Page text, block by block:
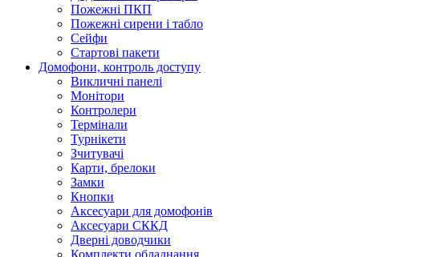
Пожежні ПКП
Пожежні сирени і табло
Сейфи
Стартові пакети
Домофони, контроль доступу
Викличні панелі
Монітори
Контролери
Термінали
Турнікети
Зчитувачі
Карти, брелоки
Замки
Кнопки
Аксесуари для домофонів
Аксесуари СККД
Дверні доводчики
Комплекти обладнання